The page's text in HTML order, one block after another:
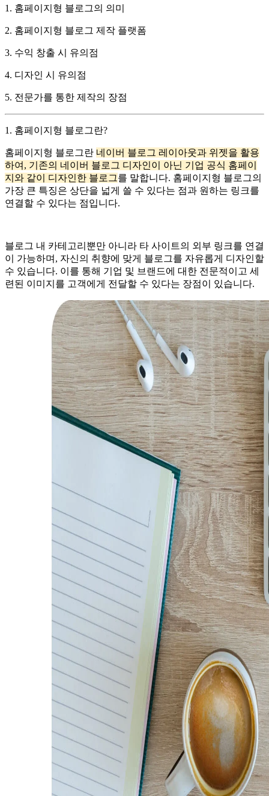
1. 홈페이지형 블로그의 의미
2. 홈페이지형 블로그 제작 플랫폼
3. 수익 창출 시 유의점
4. 디자인 시 유의점
5. 전문가를 통한 제작의 장점
1. 홈페이지형 블로그란?
홈페이지형 블로그란 네이버 블로그 레이아웃과 위젯을 활용
하여, 기존의 네이버 블로그 디자인이 아닌 기업 공식 홈페이
지와 같이 디자인한 블로그를 말합니다. 홈페이지형 블로그의
가장 큰 특징은 상단을 넓게 쓸 수 있다는 점과 원하는 링크를
연결할 수 있다는 점입니다.
블로그 내 카테고리뿐만 아니라 타 사이트의 외부 링크를 연결
이 가능하며, 자신의 취향에 맞게 블로그를 자유롭게 디자인할
수 있습니다. 이를 통해 기업 및 브랜드에 대한 전문적이고 세
련된 이미지를 고객에게 전달할 수 있다는 장점이 있습니다.